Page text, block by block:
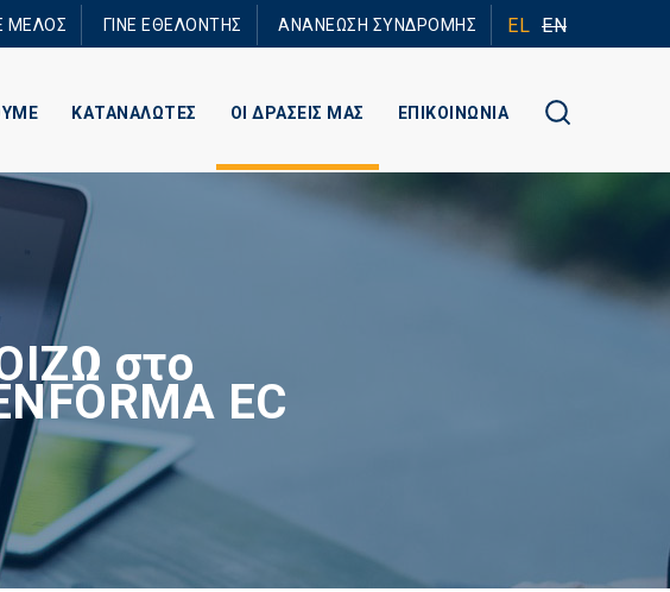
ΜΕΛΟΣ ΓΙΝΕ ΕΘΕΛΟΝΤΗΣ ΑΝΑΝΕΩΣΗ ΣΥΝΔΡΟΜΗΣ EL EN
ΚΑΤΑΝΑΛΩΤΕΣ ΟΙ ΔΡΑΣΕΙΣ ΜΑΣ ΕΠΙΚΟΙΝΩΝΙΑ
στο
EC